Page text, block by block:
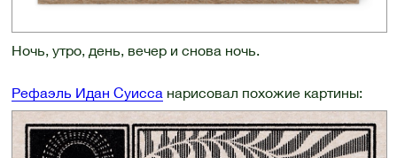
Ночь, утро, день, вечер и снова ночь.
Рефаэль Идан Суисса нарисовал похожие картины: